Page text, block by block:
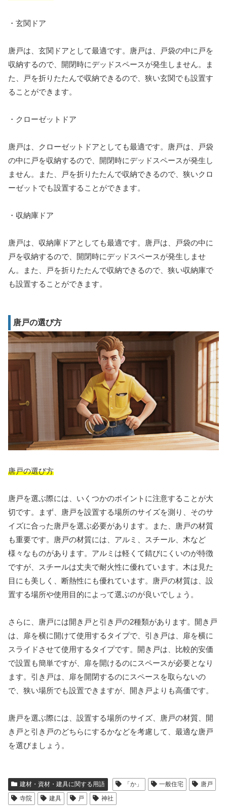
・玄関ドア
唐戸は、玄関ドアとして最適です。唐戸は、戸袋の中に戸を
収納するので、開閉時にデッドスペースが発生しません。ま
た、戸を折りたたんで収納できるので、狭い玄関でも設置す
ることができます。
・クローゼットドア
唐戸は、クローゼットドアとしても最適です。唐戸は、戸袋
の中に戸を収納するので、開閉時にデッドスペースが発生し
ません。また、戸を折りたたんで収納できるので、狭いクロ
ーゼットでも設置することができます。
・収納庫ドア
唐戸は、収納庫ドアとしても最適です。唐戸は、戸袋の中に
戸を収納するので、開閉時にデッドスペースが発生しませ
ん。また、戸を折りたたんで収納できるので、狭い収納庫で
も設置することができます。
唐戸の選び方
唐戸の選び方
唐戸を選ぶ際には、いくつかのポイントに注意することが大
切です。まず、唐戸を設置する場所のサイズを測り、そのサ
イズに合った唐戸を選ぶ必要があります。また、唐戸の材質
も重要です。唐戸の材質には、アルミ、スチール、木など
様々なものがあります。アルミは軽くて錆びにくいのが特徴
ですが、スチールは丈夫で耐火性に優れています。木は見た
目にも美しく、断熱性にも優れています。唐戸の材質は、設
置する場所や使用目的によって選ぶのが良いでしょう。
さらに、唐戸には開き戸と引き戸の2種類があります。開き戸
は、扉を横に開けて使用するタイプで、引き戸は、扉を横に
スライドさせて使用するタイプです。開き戸は、比較的安価
で設置も簡単ですが、扉を開けるのにスペースが必要となり
ます。引き戸は、扉を開閉するのにスペースを取らないの
で、狭い場所でも設置できますが、開き戸よりも高価です。
唐戸を選ぶ際には、設置する場所のサイズ、唐戸の材質、開
き戸と引き戸のどちらにするかなどを考慮して、最適な唐戸
を選びましょう。
建材・資材・建具に関する用語 「か」 一般住宅
唐戸
寺院
建具 戸 神社